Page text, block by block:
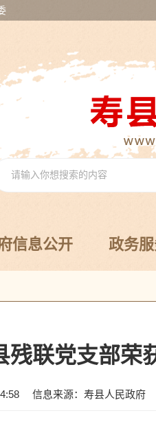
信息公开 政务
残联党支部荣
信息来源：寿县人民政府